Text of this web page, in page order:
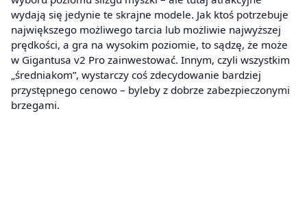
wydają się jedynie te skrajne modele. Jak ktoś potrzebuje
największego możliwego tarcia lub możliwie najwyższej
prędkości, a gra na wysokim poziomie, to sądzę, że może
w Gigantusa v2 Pro zainwestować. Innym, czyli wszystkim
„średniakom”, wystarczy coś zdecydowanie bardziej
przystępnego cenowo – byleby z dobrze zabezpieczonymi
brzegami.